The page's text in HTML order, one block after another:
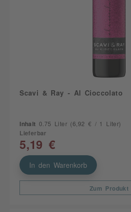
Scavi & Ray - Al Cioccolato
Inhalt 0.75 Liter (6,92 € / 1 Liter)
Lieferbar
5,19 €
In den Warenkorb
Zum Produkt